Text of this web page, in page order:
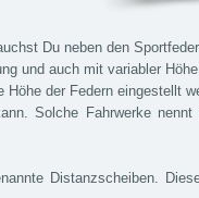
Du neben den
und auch mit variabler
der Federn eingestellt
Solche Fahrwerke
Distanzscheiben.